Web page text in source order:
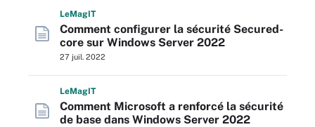
LeMagIT
Comment configurer la sécurité Secured-
core sur Windows Server 2022
27 juil. 2022
LeMagIT
Comment Microsoft a renforcé la sécurité
de base dans Windows Server 2022